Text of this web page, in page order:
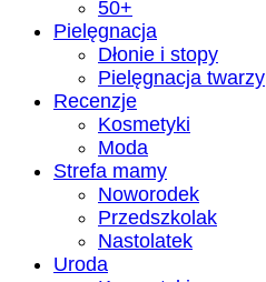
50+
Pielęgnacja
Dłonie i stopy
Pielęgnacja twarzy
Recenzje
Kosmetyki
Moda
Strefa mamy
Noworodek
Przedszkolak
Nastolatek
Uroda